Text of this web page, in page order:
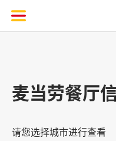
麦当劳餐厅
请您选择城市进行查看